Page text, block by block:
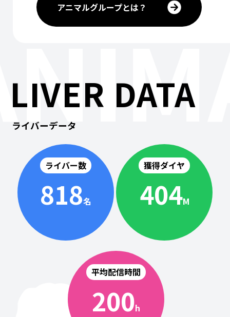
アニマルグループとは？
LIVER DATA
ライバーデータ
ライバー数
818名
獲得ダイヤ
404M
平均配信時間
200h